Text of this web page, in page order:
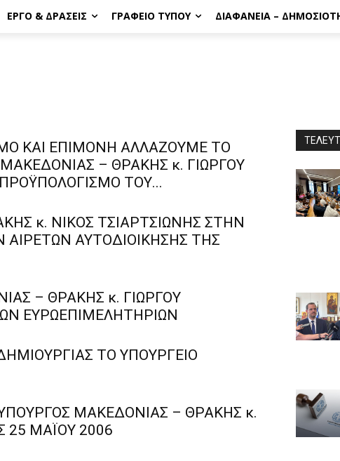
ΈΡΓΟ & ΔΡΆΣΕΙΣ ΓΡΑΦΕΊΟ ΤΎΠΟΥ ΔΙΑΦΆΝΕΙΑ –
ΚΑΙ ΕΠΙΜΟΝΗ ΑΛΛΑΖΟΥΜΕ ΤΟ
– ΘΡΑΚΗΣ κ. ΓΙΩΡΓΟΥ
ΤΟΥ...
κ. ΝΙΚΟΣ ΤΣΙΑΡΤΣΙΩΝΗΣ ΣΤΗΝ
ΑΥΤΟΔΙΟΙΚΗΣΗΣ ΤΗΣ
– ΘΡΑΚΗΣ κ. ΓΙΩΡΓΟΥ
ΕΥΡΩΕΠΙΜΕΛΗΤΗΡΙΩΝ
ΤΟ ΥΠΟΥΡΓΕΙΟ
ΜΑΚΕΔΟΝΙΑΣ – ΘΡΑΚΗΣ κ.
25 ΜΑΪΟΥ 2006